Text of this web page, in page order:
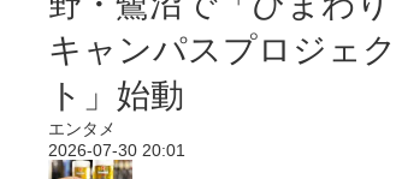
キャンパスプロジェク
ト」始動
エンタメ
2026-07-30 20:01